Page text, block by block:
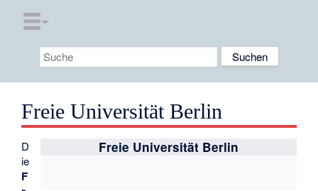
Freie Universität Berlin
Freie Universität Berlin
D
ie
F